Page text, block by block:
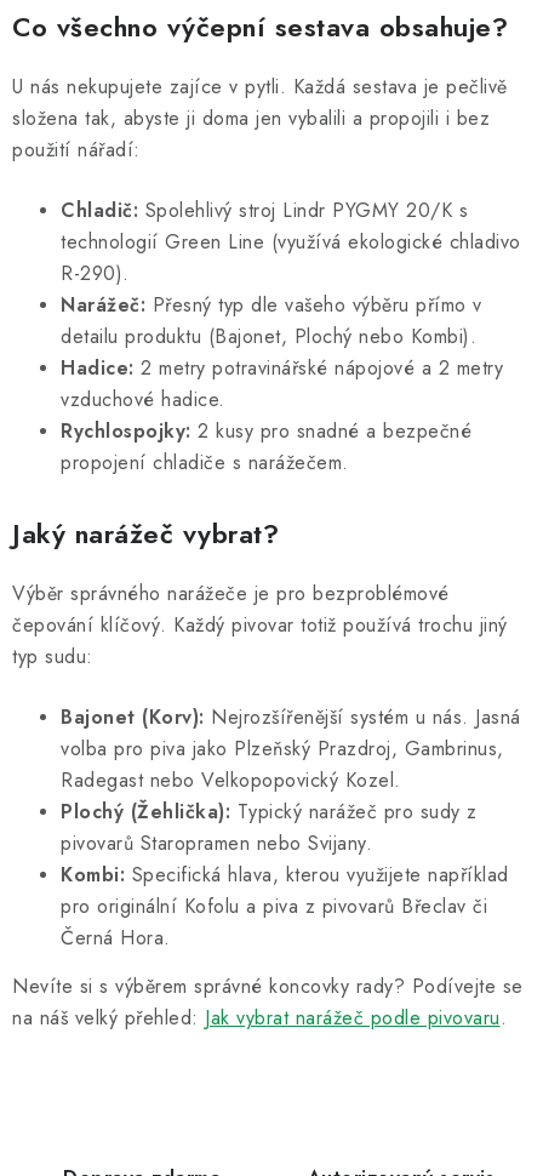
v
k
y
v
ý
p
Co všechno výčepní sestava obsahuje?
U nás nekupujete zajíce v pytli. Každá sestava je pečlivě
složena tak, abyste ji doma jen vybalili a propojili i bez
použití nářadí:
Chladič: Spolehlivý stroj Lindr PYGMY 20/K s
technologií Green Line (využívá ekologické chladivo
R-290).
Narážeč: Přesný typ dle vašeho výběru přímo v
detailu produktu (Bajonet, Plochý nebo Kombi).
Hadice: 2 metry potravinářské nápojové a 2 metry
vzduchové hadice.
Rychlospojky: 2 kusy pro snadné a bezpečné
propojení chladiče s narážečem.
Jaký narážeč vybrat?
Výběr správného narážeče je pro bezproblémové
čepování klíčový. Každý pivovar totiž používá trochu jiný
typ sudu:
Bajonet (Korv): Nejrozšířenější systém u nás. Jasná
volba pro piva jako Plzeňský Prazdroj, Gambrinus,
Radegast nebo Velkopopovický Kozel.
Plochý (Žehlička): Typický narážeč pro sudy z
pivovarů Staropramen nebo Svijany.
Kombi: Specifická hlava, kterou využijete například
pro originální Kofolu a piva z pivovarů Břeclav či
Černá Hora.
Nevíte si s výběrem správné koncovky rady? Podívejte se
na náš velký přehled: Jak vybrat narážeč podle pivovaru.